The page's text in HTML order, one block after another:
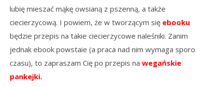
lubię mieszać mąkę owsianą z pszenną, a także
ciecierzycową. I powiem, że w tworzącym się ebooku
będzie przepis na takie ciecierzycowe naleśniki. Zanim
jednak ebook powstaie (a praca nad nim wymaga sporo
czasu), to zapraszam Cię po przepis na wegańskie
pankejki.